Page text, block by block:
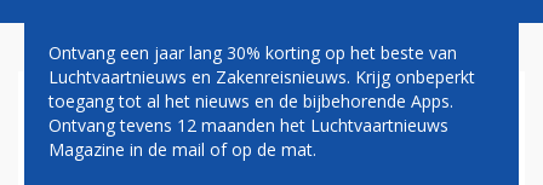
TRANSAVIA ZWAAIT WEER
EEN BOEING 737-800 UIT
Ontvang een jaar lang 30% korting op het beste van
Luchtvaartnieuws en Zakenreisnieuws. Krijg onbeperkt
toegang tot al het nieuws en de bijbehorende Apps.
Ontvang tevens 12 maanden het Luchtvaartnieuws
Magazine in de mail of op de mat.